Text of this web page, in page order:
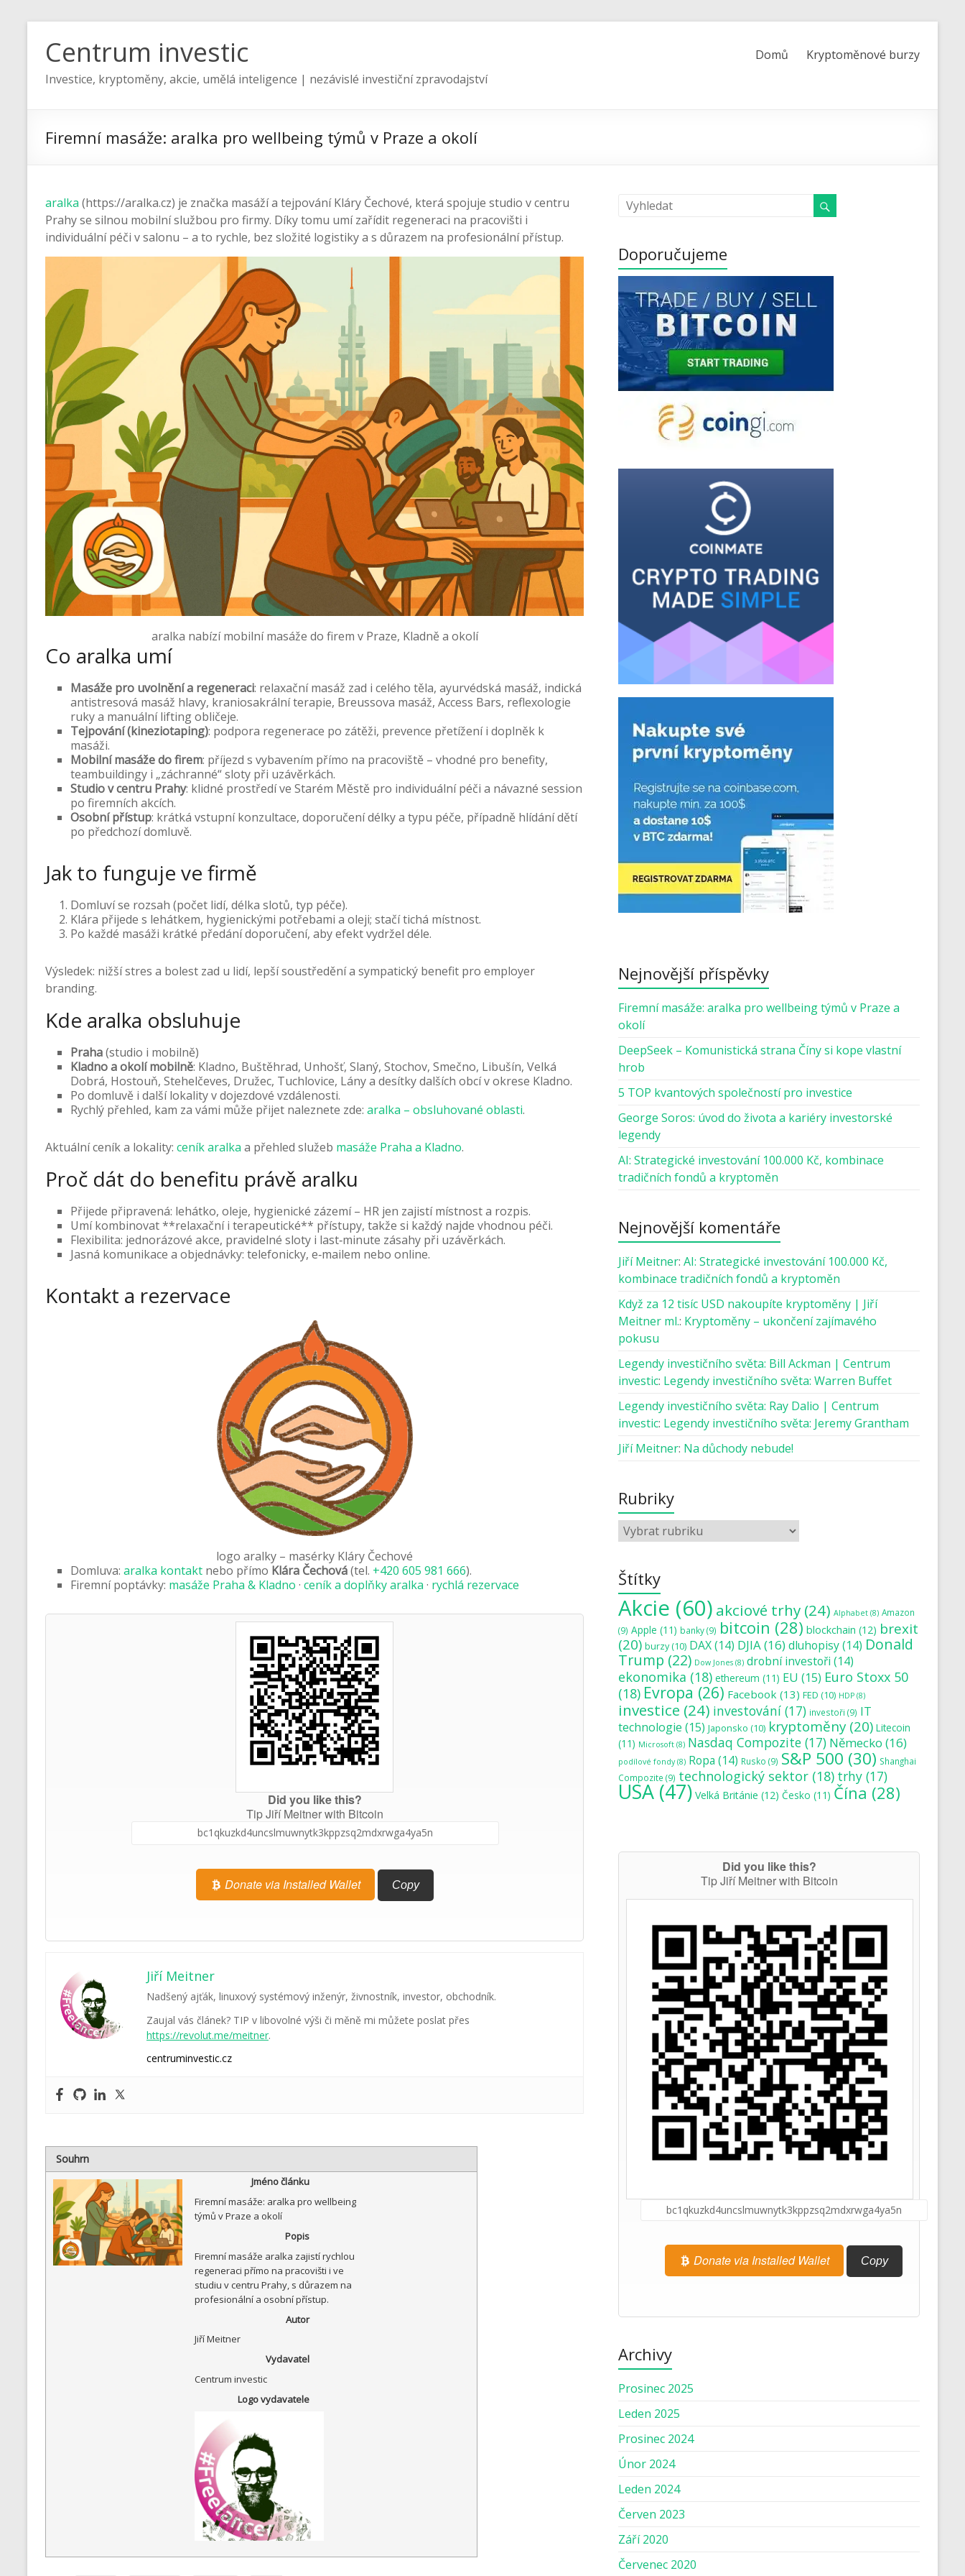
Centrum investic
Investice, kryptoměny, akcie, umělá inteligence | nezávislé investiční zpravodajství
Domů Kryptoměnové burzy
Firemní masáže: aralka pro wellbeing týmů v Praze a okolí
aralka (https://aralka.cz) je značka masáží a tejpování Kláry Čechové, která spojuje studio v centru
Prahy se silnou mobilní službou pro firmy. Díky tomu umí zařídit regeneraci na pracovišti i
individuální péči v salonu – a to rychle, bez složité logistiky a s důrazem na profesionální přístup.
aralka nabízí mobilní masáže do firem v Praze, Kladně a okolí
Co aralka umí
Masáže pro uvolnění a regeneraci: relaxační masáž zad i celého těla, ayurvédská masáž, indická
antistresová masáž hlavy, kraniosakrální terapie, Breussova masáž, Access Bars, reflexologie
ruky a manuální lifting obličeje.
Tejpování (kineziotaping): podpora regenerace po zátěži, prevence přetížení i doplněk k
masáži.
Mobilní masáže do firem: příjezd s vybavením přímo na pracoviště – vhodné pro benefity,
teambuildingy i „záchranné“ sloty při uzávěrkách.
Studio v centru Prahy: klidné prostředí ve Starém Městě pro individuální péči a návazné session
po firemních akcích.
Osobní přístup: krátká vstupní konzultace, doporučení délky a typu péče, případně hlídání dětí
po předchozí domluvě.
Jak to funguje ve firmě
Domluví se rozsah (počet lidí, délka slotů, typ péče).
Klára přijede s lehátkem, hygienickými potřebami a oleji; stačí tichá místnost.
Po každé masáži krátké předání doporučení, aby efekt vydržel déle.
Výsledek: nižší stres a bolest zad u lidí, lepší soustředění a sympatický benefit pro employer
branding.
Kde aralka obsluhuje
Praha(studio i mobilně)
Kladno a okolí mobilně: Kladno, Buštěhrad, Unhošť, Slaný, Stochov, Smečno, Libušín, Velká
Dobrá, Hostouň, Stehelčeves, Družec, Tuchlovice, Lány a desítky dalších obcí v okrese Kladno.
Po domluvě i další lokality v dojezdové vzdálenosti.
Rychlý přehled, kam za vámi může přijet naleznete zde: aralka – obsluhované oblasti.
Aktuální ceník a lokality: ceník aralka a přehled služeb masáže Praha a Kladno.
Proč dát do benefitu právě aralku
Přijede připravená: lehátko, oleje, hygienické zázemí – HR jen zajistí místnost a rozpis.
Umí kombinovat **relaxační i terapeutické** přístupy, takže si každý najde vhodnou péči.
Flexibilita: jednorázové akce, pravidelné sloty i last‑minute zásahy při uzávěrkách.
Jasná komunikace a objednávky: telefonicky, e‑mailem nebo online.
Kontakt a rezervace
logo aralky – masérky Kláry Čechové
Domluva: aralka kontakt nebo přímo Klára Čechová(tel. +420 605 981 666).
Firemní poptávky: masáže Praha & Kladno · ceník a doplňky aralka · rychlá rezervace
Did you like this?
Tip Jiří Meitner with Bitcoin
Donate via Installed Wallet Copy
Jiří Meitner
Nadšený ajťák, linuxový systémový inženýr, živnostník, investor, obchodník.
Zaujal vás článek? TIP v libovolné výši či měně mi můžete poslat přes
https://revolut.me/meitner.
centruminvestic.cz
Souhrn
Jméno článku
Firemní masáže: aralka pro wellbeing
týmů v Praze a okolí
Popis
Firemní masáže aralka zajistí rychlou
regeneraci přímo na pracovišti i ve
studiu v centru Prahy, s důrazem na
profesionální a osobní přístup.
Autor
Jiří Meitner
Vydavatel
Centrum investic
Logo vydavatele
Doporučujeme
Nejnovější příspěvky
Firemní masáže: aralka pro wellbeing týmů v Praze a
okolí
DeepSeek – Komunistická strana Číny si kope vlastní
hrob
5 TOP kvantových společností pro investice
George Soros: úvod do života a kariéry investorské
legendy
AI: Strategické investování 100.000 Kč, kombinace
tradičních fondů a kryptoměn
Nejnovější komentáře
Jiří Meitner: AI: Strategické investování 100.000 Kč,
kombinace tradičních fondů a kryptoměn
Když za 12 tisíc USD nakoupíte kryptoměny | Jiří
Meitner ml.: Kryptoměny – ukončení zajímavého
pokusu
Legendy investičního světa: Bill Ackman | Centrum
investic: Legendy investičního světa: Warren Buffet
Legendy investičního světa: Ray Dalio | Centrum
investic: Legendy investičního světa: Jeremy Grantham
Jiří Meitner: Na důchody nebude!
Rubriky
Štítky
Akcie (60) akciové trhy (24) Alphabet (8) Amazon
(9) Apple (11) banky(9) bitcoin (28) blockchain (12) brexit
(20) burzy(10) DAX(14) DJIA(16)dluhopisy(14) Donald
Trump (22) Dow Jones (8) drobní investoři (14)
ekonomika (18) ethereum (11) EU (15) Euro Stoxx 50
(18) Evropa (26) Facebook (13) FED (10) HDP (8)
investice (24) investování (17) investoři (9) IT
technologie (15) Japonsko (10) kryptoměny(20) Litecoin
(11) Microsoft (8) Nasdaq Compozite (17) Německo (16)
podílové fondy(8) Ropa (14) Rusko (9) S&P 500 (30) Shanghai
Compozite (9) technologický sektor (18) trhy (17)
USA (47) Velká Británie (12) Česko (11) Čína (28)
Did you like this?
Tip Jiří Meitner with Bitcoin
Donate via Installed Wallet Copy
Archivy
Prosinec 2025
Leden 2025
Prosinec 2024
Únor 2024
Leden 2024
Červen 2023
Září 2020
Červenec 2020